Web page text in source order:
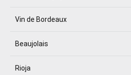
Vin de Bordeaux
Beaujolais
Rioja